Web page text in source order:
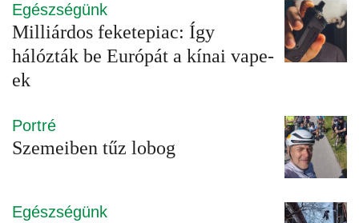
Egészségünk
Milliárdos feketepiac: Így
hálózták be Európát a kínai vape-
ek
Portré
Szemeiben tűz lobog
Egészségünk